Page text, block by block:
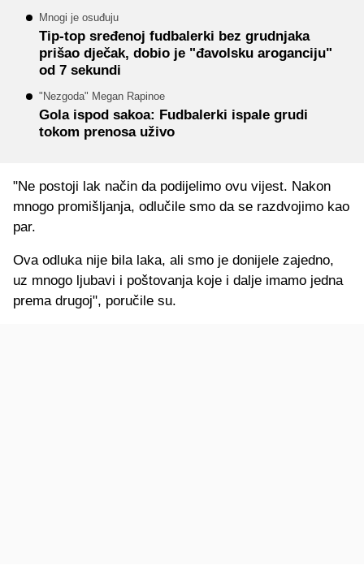
Mnogi je osuđuju
Tip-top sređenoj fudbalerki bez grudnjaka
prišao dječak, dobio je "đavolsku aroganciju"
od 7 sekundi
"Nezgoda" Megan Rapinoe
Gola ispod sakoa: Fudbalerki ispale grudi
tokom prenosa uživo
"Ne postoji lak način da podijelimo ovu vijest. Nakon
mnogo promišljanja, odlučile smo da se razdvojimo kao
par.
Ova odluka nije bila laka, ali smo je donijele zajedno,
uz mnogo ljubavi i poštovanja koje i dalje imamo jedna
prema drugoj", poručile su.